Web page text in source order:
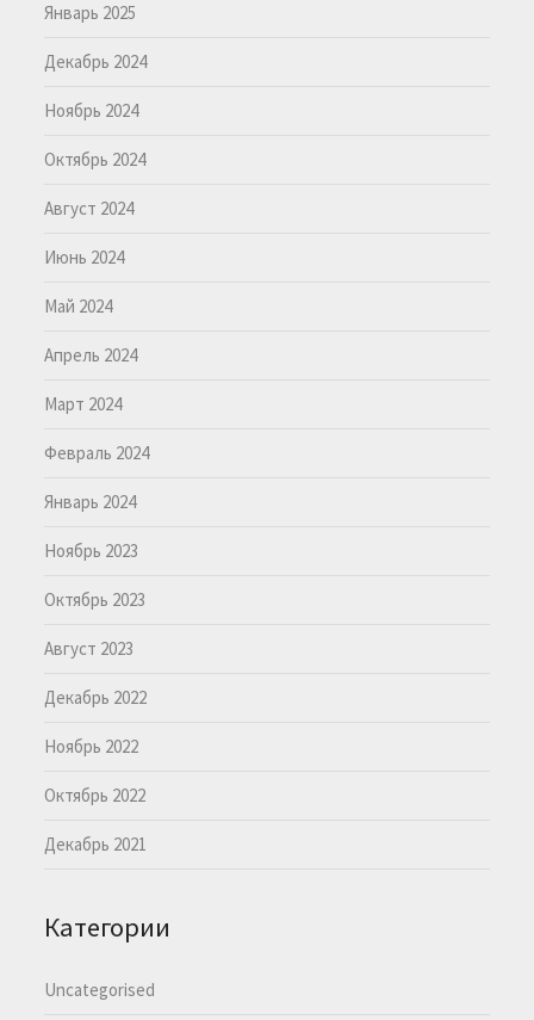
Январь 2025
Декабрь 2024
Ноябрь 2024
Октябрь 2024
Август 2024
Июнь 2024
Май 2024
Апрель 2024
Март 2024
Февраль 2024
Январь 2024
Ноябрь 2023
Октябрь 2023
Август 2023
Декабрь 2022
Ноябрь 2022
Октябрь 2022
Декабрь 2021
Категории
Uncategorised